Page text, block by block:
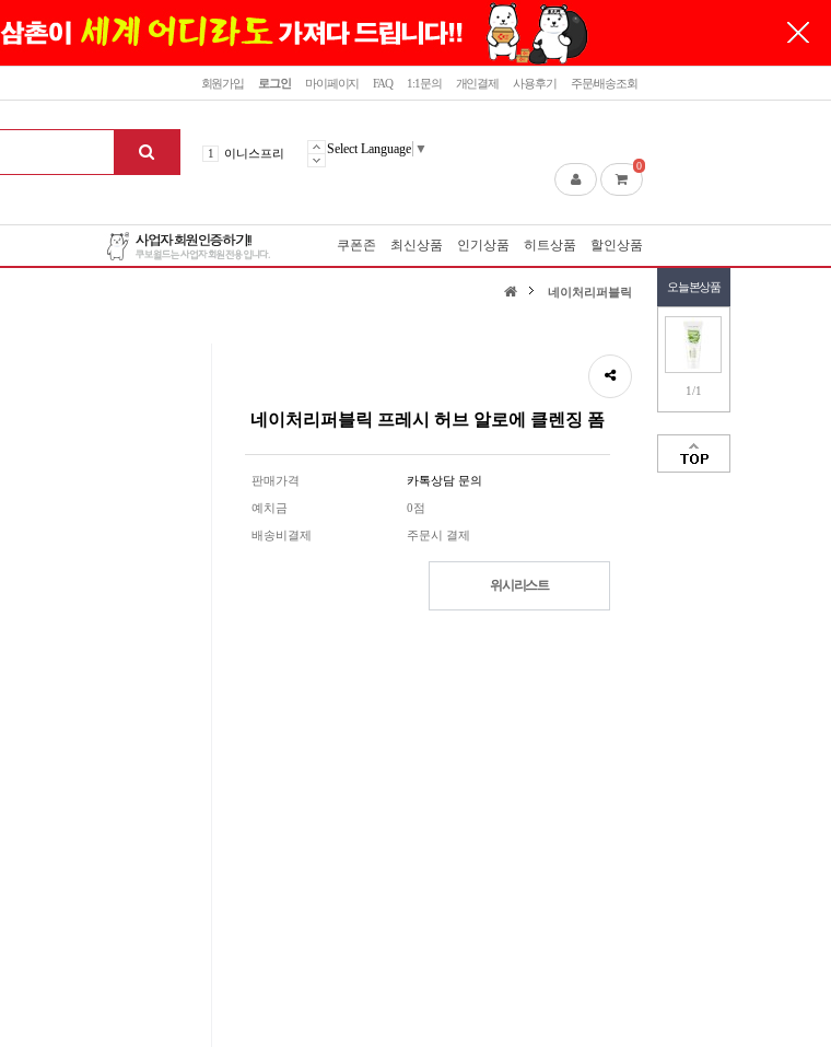
닫기
회원가입 로그인 마이페이지 FAQ 1:1문의 개인결제 사용후기 주문/배송조회
4 메디힐
5 라네즈
이니스프리
Select Language ▼
0
쿠폰존 최신상품 인기상품 히트상품 할인상품
오늘본상품
1/1
네이처리퍼블릭
네이처리퍼블릭 프레시 허브 알로에 클렌징 폼
판매가격 카톡상담 문의
예치금 0점
배송비결제 주문시 결제
위시리스트